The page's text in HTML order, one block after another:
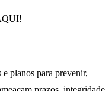
planos para prevenir,